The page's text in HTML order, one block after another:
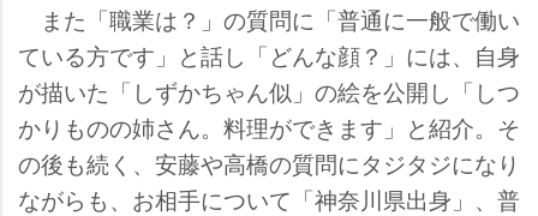
また「職業は？」の質問に「普通に一般で働い
ている方です」と話し「どんな顔？」には、自身
が描いた「しずかちゃん似」の絵を公開し「しつ
かりものの姉さん。料理ができます」と紹介。そ
の後も続く、安藤や高橋の質問にタジタジになり
ながらも、お相手について「神奈川県出身」、普